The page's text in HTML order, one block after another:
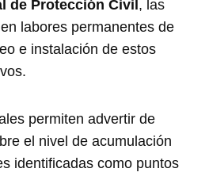
de Protección Civil, las
labores permanentes de
e instalación de estos
permiten advertir de
el nivel de acumulación
identificadas como puntos